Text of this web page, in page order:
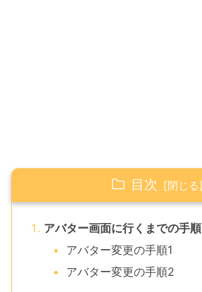
目次
アバター画面に行くまでの手順
アバター変更の手順1
アバター変更の手順2